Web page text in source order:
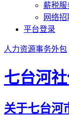
薪税服
网络招
平台登录
人力资源事务外包
七台河
关于七台河